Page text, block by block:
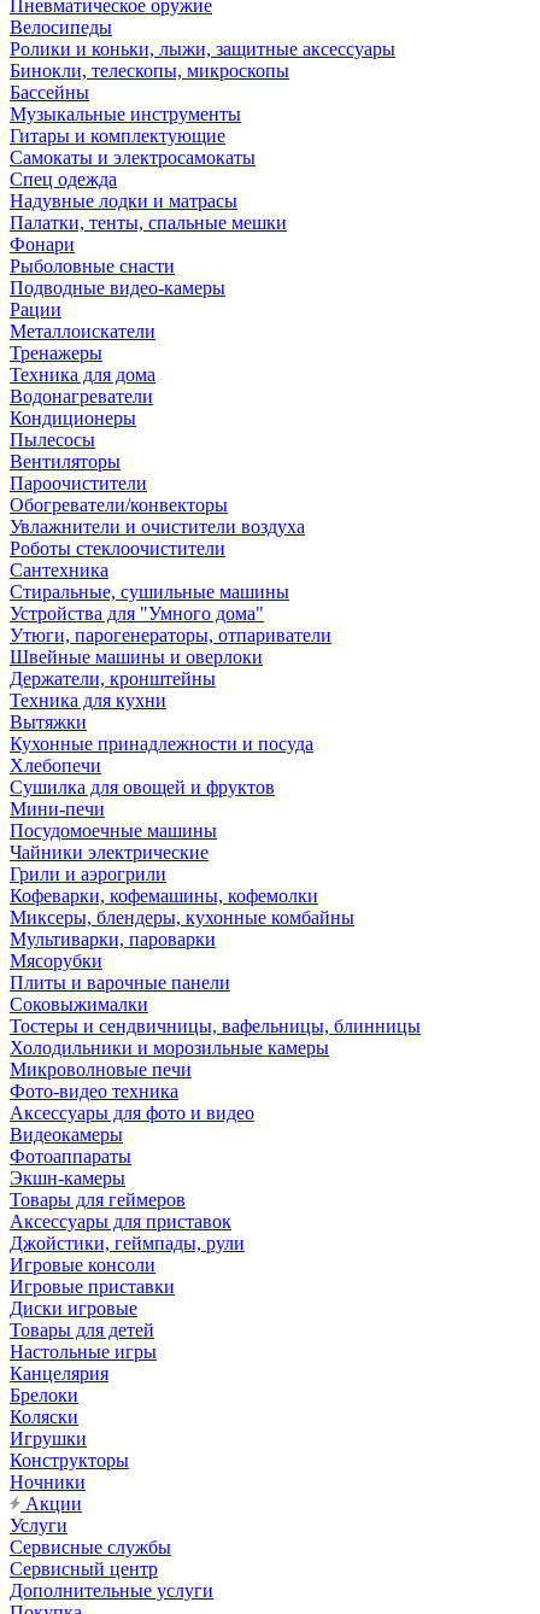
Пневматическое оружие
Велосипеды
Ролики и коньки, лыжи, защитные аксессуары
Бинокли, телескопы, микроскопы
Бассейны
Музыкальные инструменты
Гитары и комплектующие
Самокаты и электросамокаты
Спец одежда
Надувные лодки и матрасы
Палатки, тенты, спальные мешки
Фонари
Рыболовные снасти
Подводные видео-камеры
Рации
Металлоискатели
Тренажеры
Техника для дома
Водонагреватели
Кондиционеры
Пылесосы
Вентиляторы
Пароочистители
Обогреватели/конвекторы
Увлажнители и очистители воздуха
Роботы стеклоочистители
Сантехника
Стиральные, сушильные машины
Устройства для "Умного дома"
Утюги, парогенераторы, отпариватели
Швейные машины и оверлоки
Держатели, кронштейны
Техника для кухни
Вытяжки
Кухонные принадлежности и посуда
Хлебопечи
Сушилка для овощей и фруктов
Мини-печи
Посудомоечные машины
Чайники электрические
Грили и аэрогрили
Кофеварки, кофемашины, кофемолки
Миксеры, блендеры, кухонные комбайны
Мультиварки, пароварки
Мясорубки
Плиты и варочные панели
Соковыжималки
Тостеры и сендвичницы, вафельницы, блинницы
Холодильники и морозильные камеры
Микроволновые печи
Фото-видео техника
Аксессуары для фото и видео
Видеокамеры
Фотоаппараты
Экшн-камеры
Товары для геймеров
Аксессуары для приставок
Джойстики, геймпады, рули
Игровые консоли
Игровые приставки
Диски игровые
Товары для детей
Настольные игры
Канцелярия
Брелоки
Коляски
Игрушки
Конструкторы
Ночники
Акции
Услуги
Сервисные службы
Сервисный центр
Дополнительные услуги